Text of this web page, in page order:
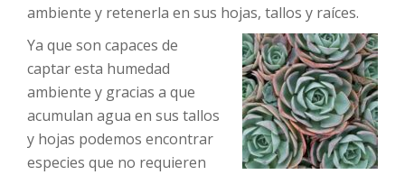
ambiente y retenerla en sus hojas, tallos y raíces.
Ya que son capaces de
captar esta humedad
ambiente y gracias a que
acumulan agua en sus tallos
y hojas podemos encontrar
especies que no requieren